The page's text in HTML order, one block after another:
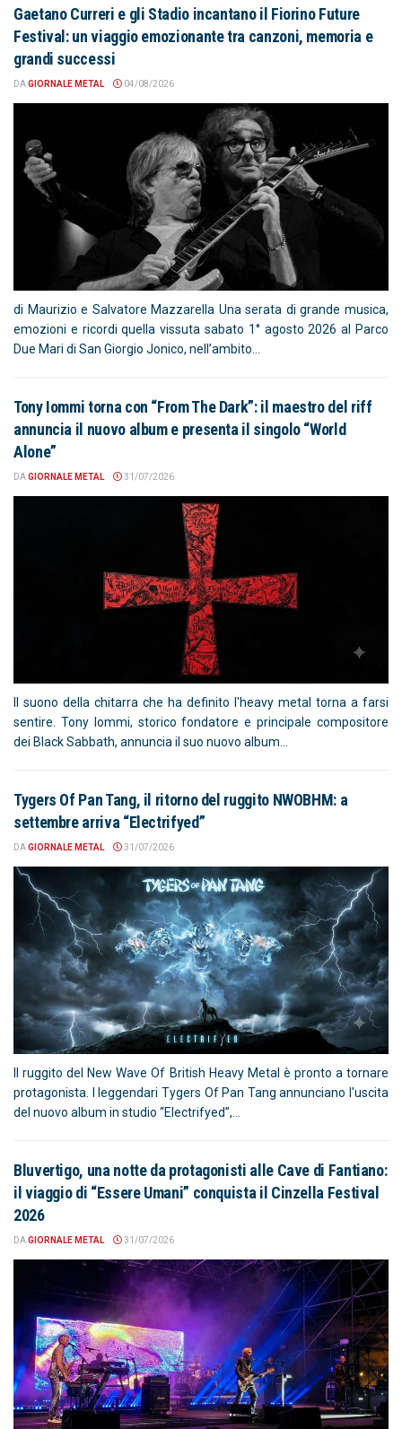
Gaetano Curreri e gli Stadio incantano il Fiorino Future
Festival: un viaggio emozionante tra canzoni, memoria e
grandi successi
DAGIORNALE METAL 04/08/2026
di Maurizio e Salvatore Mazzarella Una serata di grande musica,
emozioni e ricordi quella vissuta sabato 1° agosto 2026 al Parco
Due Mari di San Giorgio Jonico, nell’ambito...
Tony Iommi torna con “From The Dark”: il maestro del riff
annuncia il nuovo album e presenta il singolo “World
Alone”
DAGIORNALE METAL 31/07/2026
Il suono della chitarra che ha definito l'heavy metal torna a farsi
sentire. Tony Iommi, storico fondatore e principale compositore
dei Black Sabbath, annuncia il suo nuovo album...
Tygers Of Pan Tang, il ritorno del ruggito NWOBHM: a
settembre arriva “Electrifyed”
DAGIORNALE METAL 31/07/2026
Il ruggito del New Wave Of British Heavy Metal è pronto a tornare
protagonista. I leggendari Tygers Of Pan Tang annunciano l'uscita
del nuovo album in studio “Electrifyed”,...
Bluvertigo, una notte da protagonisti alle Cave di Fantiano:
il viaggio di “Essere Umani” conquista il Cinzella Festival
2026
DAGIORNALE METAL 31/07/2026